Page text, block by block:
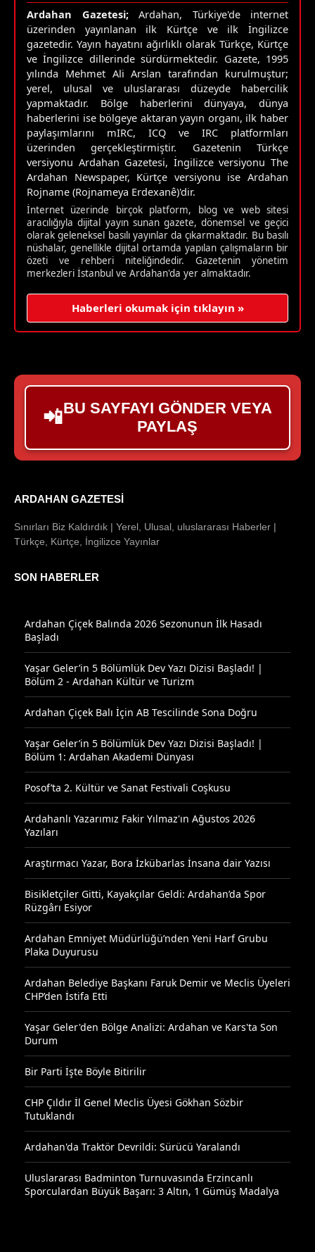
Ardahan Gazetesi;Ardahan, Türkiye'de internet
üzerinden yayınlanan ilk Kürtçe ve ilk İngilizce
gazetedir. Yayın hayatını ağırlıklı olarak Türkçe, Kürtçe
ve İngilizce dillerinde sürdürmektedir. Gazete, 1995
yılında Mehmet Ali Arslan tarafından kurulmuştur;
yerel, ulusal ve uluslararası düzeyde habercilik
yapmaktadır. Bölge haberlerini dünyaya, dünya
haberlerini ise bölgeye aktaran yayın organı, ilk haber
paylaşımlarını mIRC, ICQ ve IRC platformları
üzerinden gerçekleştirmiştir. Gazetenin Türkçe
versiyonu Ardahan Gazetesi, İngilizce versiyonu The
Ardahan Newspaper, Kürtçe versiyonu ise Ardahan
Rojname (Rojnameya Erdexanê)'dir.
İnternet üzerinde birçok platform, blog ve web sitesi
aracılığıyla dijital yayın sunan gazete, dönemsel ve geçici
olarak geleneksel basılı yayınlar da çıkarmaktadır. Bu basılı
nüshalar, genellikle dijital ortamda yapılan çalışmaların bir
özeti ve rehberi niteliğindedir. Gazetenin yönetim
merkezleri İstanbul ve Ardahan'da yer almaktadır.
Haberleri okumak için tıklayın »
📲BU SAYFAYI GÖNDER VEYA
PAYLAŞ
ARDAHAN GAZETESI
Sınırları Biz Kaldırdık | Yerel, Ulusal, uluslararası Haberler |
Türkçe, Kürtçe, İngilizce Yayınlar
SON HABERLER
Ardahan Çiçek Balında 2026 Sezonunun İlk Hasadı
Başladı
Yaşar Geler’in 5 Bölümlük Dev Yazı Dizisi Başladı! |
Bölüm 2 - Ardahan Kültür ve Turizm
Ardahan Çiçek Balı İçin AB Tescilinde Sona Doğru
Yaşar Geler’in 5 Bölümlük Dev Yazı Dizisi Başladı! |
Bölüm 1: Ardahan Akademi Dünyası
Posof’ta 2. Kültür ve Sanat Festivali Coşkusu
Ardahanlı Yazarımız Fakir Yılmaz'ın Ağustos 2026
Yazıları
Araştırmacı Yazar, Bora İzkübarlas İnsana dair Yazısı
Bisikletçiler Gitti, Kayakçılar Geldi: Ardahan’da Spor
Rüzgârı Esiyor
Ardahan Emniyet Müdürlüğü’nden Yeni Harf Grubu
Plaka Duyurusu
Ardahan Belediye Başkanı Faruk Demir ve Meclis Üyeleri
CHP’den İstifa Etti
Yaşar Geler'den Bölge Analizi: Ardahan ve Kars'ta Son
Durum
Bir Parti İşte Böyle Bitirilir
CHP Çıldır İl Genel Meclis Üyesi Gökhan Sözbir
Tutuklandı
Ardahan'da Traktör Devrildi: Sürücü Yaralandı
Uluslararası Badminton Turnuvasında Erzincanlı
Sporculardan Büyük Başarı: 3 Altın, 1 Gümüş Madalya